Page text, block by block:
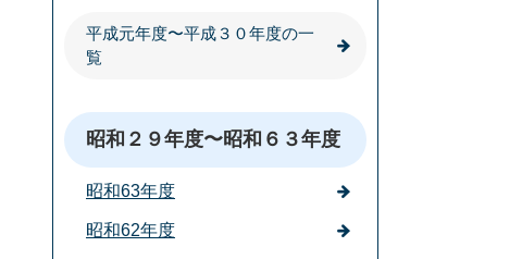
平成元年度〜平成３０年度の一
覧
昭和２９年度〜昭和６３年度
昭和63年度
昭和62年度